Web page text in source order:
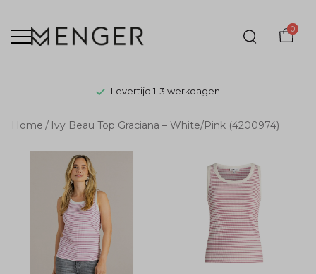
0
Levertijd 1-3 werkdagen
Ivy
Beau
Top
Graciana
Home Ivy Beau Top Graciana – White/Pink (4200974)